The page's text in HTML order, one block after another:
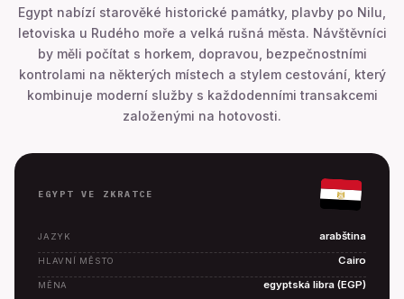
Egypt nabízí starověké historické památky, plavby po Nilu,
letoviska u Rudého moře a velká rušná města. Návštěvníci
by měli počítat s horkem, dopravou, bezpečnostními
kontrolami na některých místech a stylem cestování, který
kombinuje moderní služby s každodenními transakcemi
založenými na hotovosti.
EGYPT VE ZKRATCE
JAZYK arabština
HLAVNÍ MĚSTO Cairo
MĚNA egyptská libra (EGP)